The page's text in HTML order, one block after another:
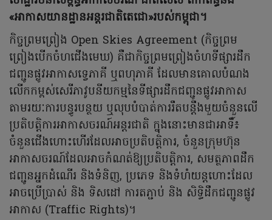
«អាកាសយានដ្ឋានអន្តរជាតិតេជោ»របស់កម្ពុជា។
កិច្ចព្រមព្រៀង Open Skies Agreement (កិច្ចព្រម
ព្រៀងបើកចំហជើងមេឃ) គឺជាកិច្ចព្រមព្រៀងចំហទីផ្សារដឹក
ជញ្ជូនផ្លូវអាកាសទ្វេភាគី ឬពហុភាគី ដែលមានគោលបំណង
លើកកម្ពស់សេរីភាវូបនីយកម្មនៃទីផ្សារដឹកជញ្ជូនផ្លូវអាកាស
តាមរយៈការបន្ធូរបន្ថយ ឬលុបបំបាត់ការរឹតបន្តឹងមួយចំនួនលើ
ប្រតិបត្តិការអាកាសចរណ៍អន្តរជាតិ ក្នុងនោះមានជាអាទិ៍៖
ចំនួនជើងហោះហើរដែលអាចប្រតិបត្តិការ, ចំនួនក្រុមហ៊ុន
អាកាសចរណ៍ដែលអាចកំណត់ឱ្យប្រតិបត្តិការ, សមត្ថភាពដឹក
ជញ្ជូនអ្នកដំណើរ និងទំនិញ, ប្រភេទ និងទំហំយន្តហោះដែល
អាចប្រើប្រាស់ និង ទិសដៅ ការតភ្ជាប់ និង សិទ្ធិដឹកជញ្ជូនផ្លូវ
អាកាស (Traffic Rights)។